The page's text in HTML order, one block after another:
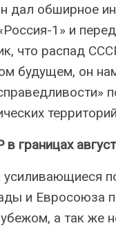
дал обширное
1» и
что распад
будущем, он
границах
и Евросоюза
а так же